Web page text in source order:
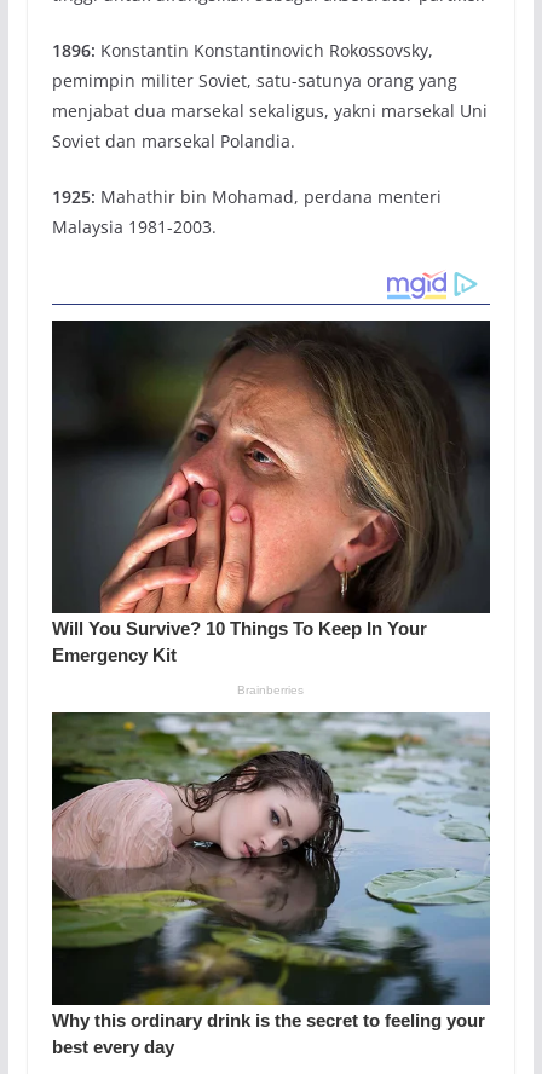
1896: Konstantin Konstantinovich Rokossovsky,
pemimpin militer Soviet, satu-satunya orang yang
menjabat dua marsekal sekaligus, yakni marsekal Uni
Soviet dan marsekal Polandia.
1925: Mahathir bin Mohamad, perdana menteri
Malaysia 1981-2003.